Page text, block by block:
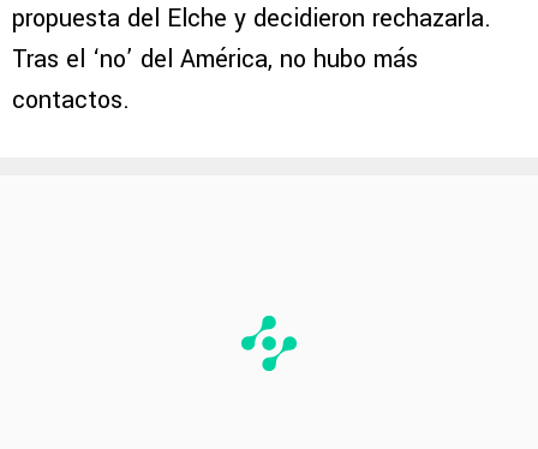
propuesta del Elche y decidieron rechazarla.
Tras el ‘no’ del América, no hubo más
contactos.